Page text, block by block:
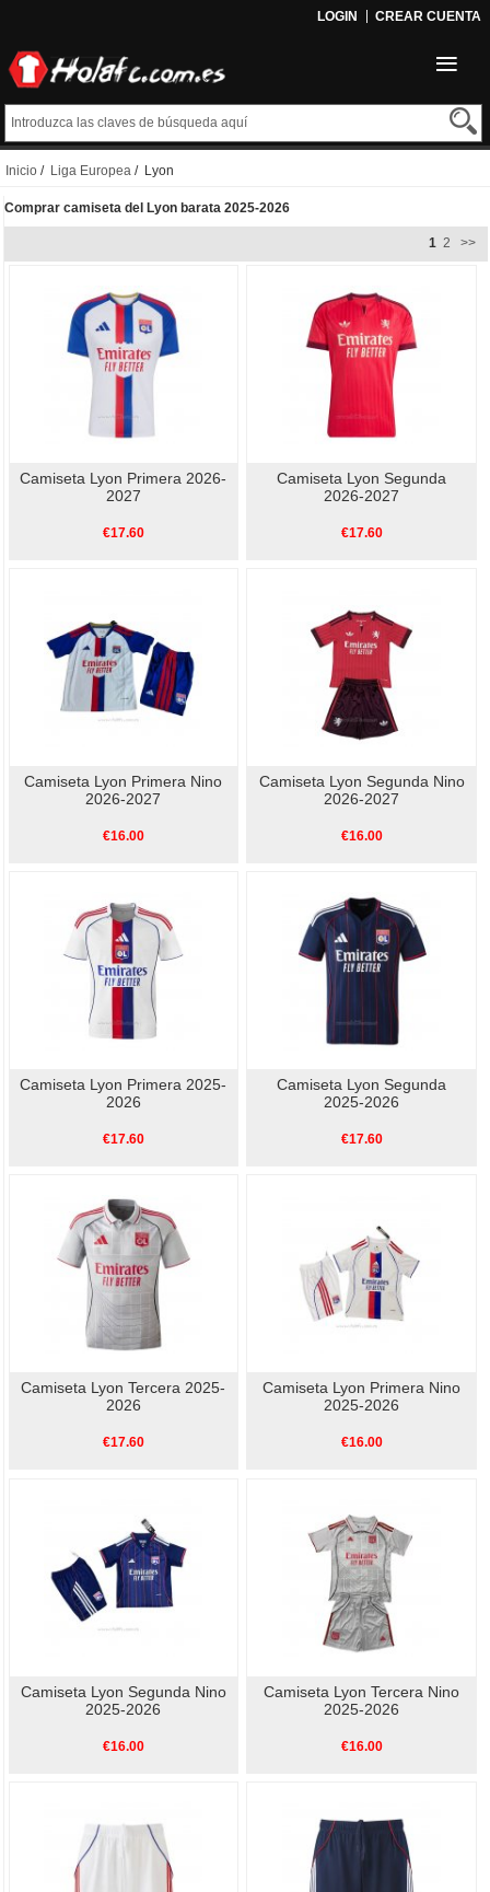
LOGIN CREAR CUENTA
Inicio / Liga Europea / Lyon
Comprar camiseta del Lyon barata 2025-2026
1 2 >>
Camiseta Lyon Primera 2026-
2027
€17.60
Camiseta Lyon Segunda
2026-2027
€17.60
Camiseta Lyon Primera Nino
2026-2027
€16.00
Camiseta Lyon Segunda Nino
2026-2027
€16.00
Camiseta Lyon Primera 2025-
2026
€17.60
Camiseta Lyon Segunda
2025-2026
€17.60
Camiseta Lyon Tercera 2025-
2026
€17.60
Camiseta Lyon Primera Nino
2025-2026
€16.00
Camiseta Lyon Segunda Nino
2025-2026
€16.00
Camiseta Lyon Tercera Nino
2025-2026
€16.00